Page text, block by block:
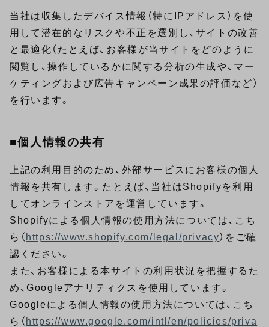
当社は収集したデバイス情報（特にIPアドレス）を使
用して潜在的なリスクや不正を選別し、サイトの改善
と最適化（たとえば、お客様が当サイトをどのように
閲覧し、操作しているかに関する分析の生成や、マー
ケティングおよび広告キャンペーン成果の評価など）
を行います。
■個人情報の共有
上記の利用目的のため、外部サービスにお客様の個人
情報を共有します。たとえば、当社はShopifyを利用
してオンラインストアを運営しています。
Shopifyによる個人情報の使用方法については、こち
ら（ https://www.shopify.com/legal/privacy）をご確
認ください。
また、お客様による本サイトの利用状況を把握するた
め、Googleアナリティクスを使用しています。
Googleによる個人情報の使用方法については、こち
ら（ https://www.google.com/intl/en/policies/priva